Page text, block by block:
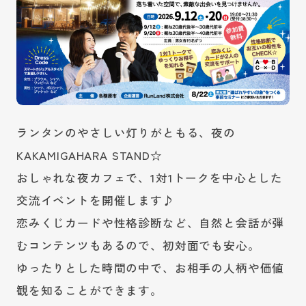
ランタンのやさしい灯りがともる、夜の
KAKAMIGAHARA STAND☆
おしゃれな夜カフェで、1対1トークを中心とした
交流イベントを開催します♪
恋みくじカードや性格診断など、自然と会話が弾
むコンテンツもあるので、初対面でも安心。
ゆったりとした時間の中で、お相手の人柄や価値
観を知ることができます。